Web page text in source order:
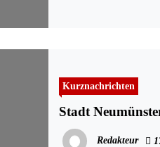
Kurznachrichten
Stadt
Redakteur